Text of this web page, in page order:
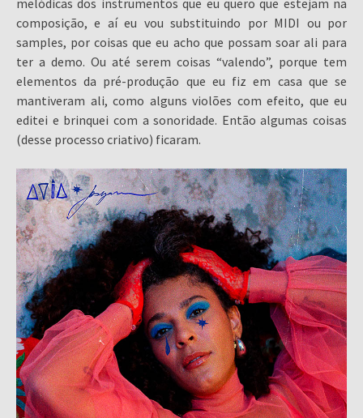
melódicas dos instrumentos que eu quero que estejam na
composição, e aí eu vou substituindo por MIDI ou por
samples, por coisas que eu acho que possam soar ali para
ter a demo. Ou até serem coisas “valendo”, porque tem
elementos da pré-produção que eu fiz em casa que se
mantiveram ali, como alguns violões com efeito, que eu
editei e brinquei com a sonoridade. Então algumas coisas
(desse processo criativo) ficaram.